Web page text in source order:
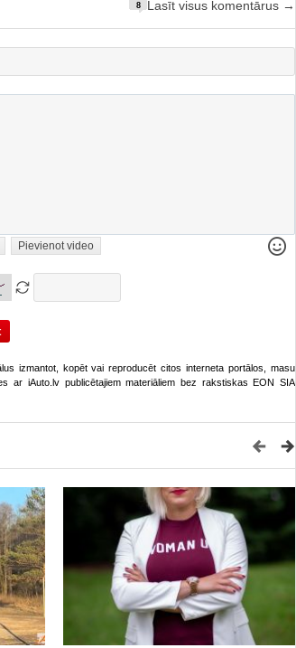
8 Lasīt visus komentārus →
Pievienot video
izmantot, kopēt vai reproducēt citos interneta portālos, masu
ar iAuto.lv publicētajiem materiāliem bez rakstiskas EON SIA